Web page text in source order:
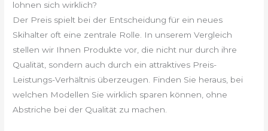
lohnen sich wirklich?
Der Preis spielt bei der Entscheidung für ein neues
Skihalter oft eine zentrale Rolle. In unserem Vergleich
stellen wir Ihnen Produkte vor, die nicht nur durch ihre
Qualität, sondern auch durch ein attraktives Preis-
Leistungs-Verhältnis überzeugen. Finden Sie heraus, bei
welchen Modellen Sie wirklich sparen können, ohne
Abstriche bei der Qualität zu machen.